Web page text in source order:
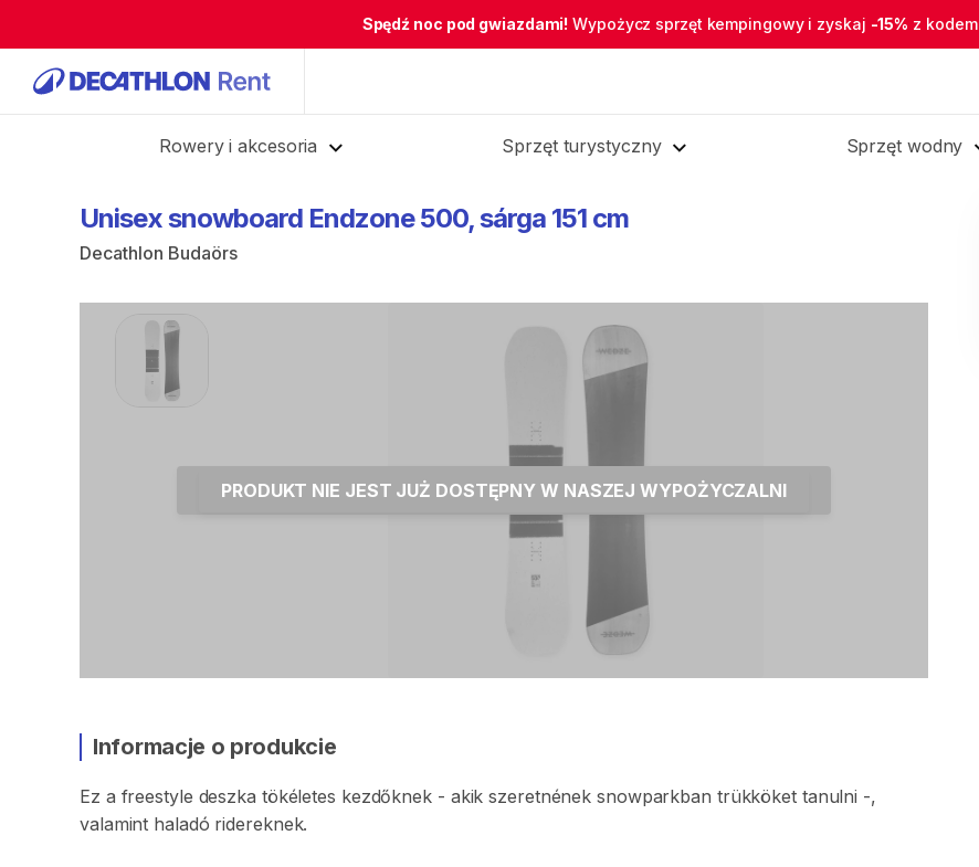
Spędź noc pod gwiazdami! Wypożycz sprzęt kempingowy i zyskaj -15% z kodem
Rowery i akcesoria Sprzęt turystyczny Sprzęt wodny
Unisexsnowboard Endzone 500​,​sárga 151 cm
Decathlon Budaörs
PRODUKT NIE JEST JUŻ DOSTĘPNY W NASZEJ WYPOŻYCZALNI
Informacje o produkcie
Ez a freestyle deszka tökéletes kezdőknek - akik szeretnének snowparkban trükköket tanulni -​,​
valamint haladó ridereknek.